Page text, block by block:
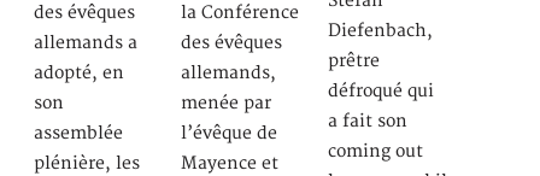
des évêques
allemands a
adopté, en
son
assemblée
plénière, les
la Conférence
des évêques
allemands,
menée par
l’évêque de
Mayence et
Diefenbach,
prêtre
défroqué qui
a fait son
coming out